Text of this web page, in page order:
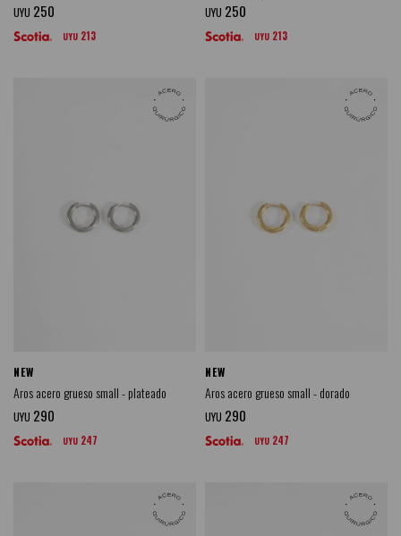
UYU 250
UYU 213
UYU 250
UYU 213
NEW
Aros acero grueso small - plateado
UYU 290
UYU 247
NEW
Aros acero grueso small - dorado
UYU 290
UYU 247